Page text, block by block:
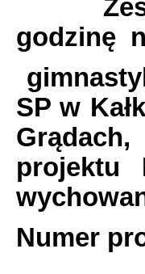
godzinę
SP w
projektu
Numer